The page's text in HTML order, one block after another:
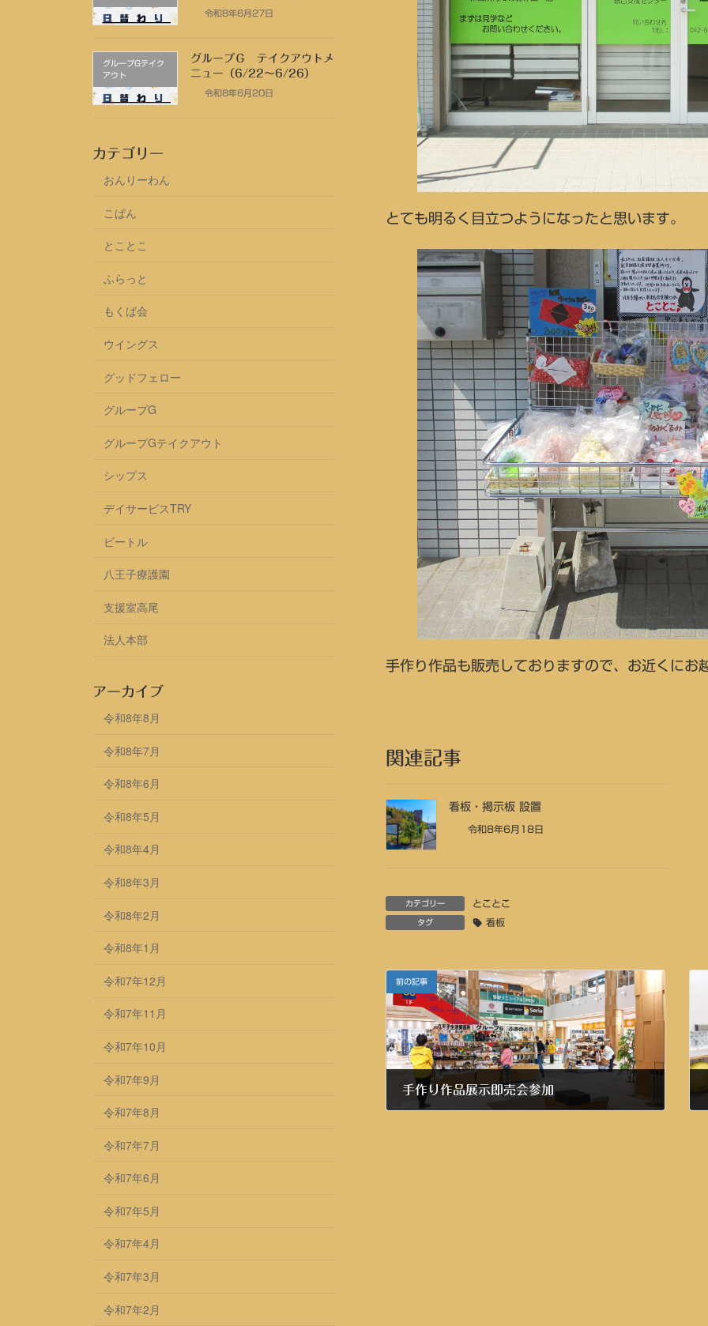
とても明るく目立つようになったと思います。
手作り作品も販売しておりますので、お近くにお
関連記事
看板・掲示板 設置
令和8年6月18日
カテゴリー とことこ
タグ 看板
前の記事
手作り作品展示即売会参加
令和8年6月27日
グループGテイク
アウト
グループＧ テイクアウトメ
ニュー（6/22～6/26）
令和8年6月20日
カテゴリー
おんりーわん
こぱん
とことこ
ふらっと
もくば会
ウイングス
グッドフェロー
グループG
グループGテイクアウト
シップス
デイサービスTRY
ビートル
八王子療護園
支援室高尾
法人本部
アーカイブ
令和8年8月
令和8年7月
令和8年6月
令和8年5月
令和8年4月
令和8年3月
令和8年2月
令和8年1月
令和7年12月
令和7年11月
令和7年10月
令和7年9月
令和7年8月
令和7年7月
令和7年6月
令和7年5月
令和7年4月
令和7年3月
令和7年2月